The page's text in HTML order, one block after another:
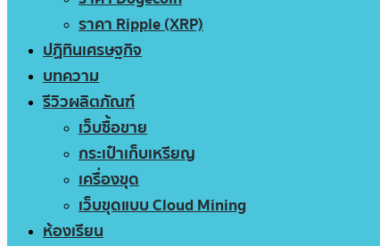
ราคา Ripple (XRP)
ปฏิทินเศรษฐกิจ
บทความ
รีวิวผลิตภัณฑ์
เว็บซื้อขาย
กระเป๋าเก็บเหรียญ
เครื่องขุด
เว็บขุดแบบ Cloud Mining
ห้องเรียน